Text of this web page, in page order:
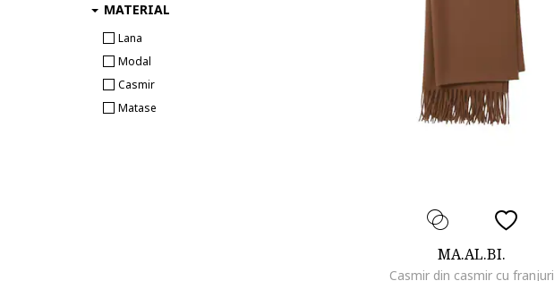
MA.AL.BI.
Casmir din casmir cu franjuri
MATERIAL
Lana
Modal
Casmir
Matase